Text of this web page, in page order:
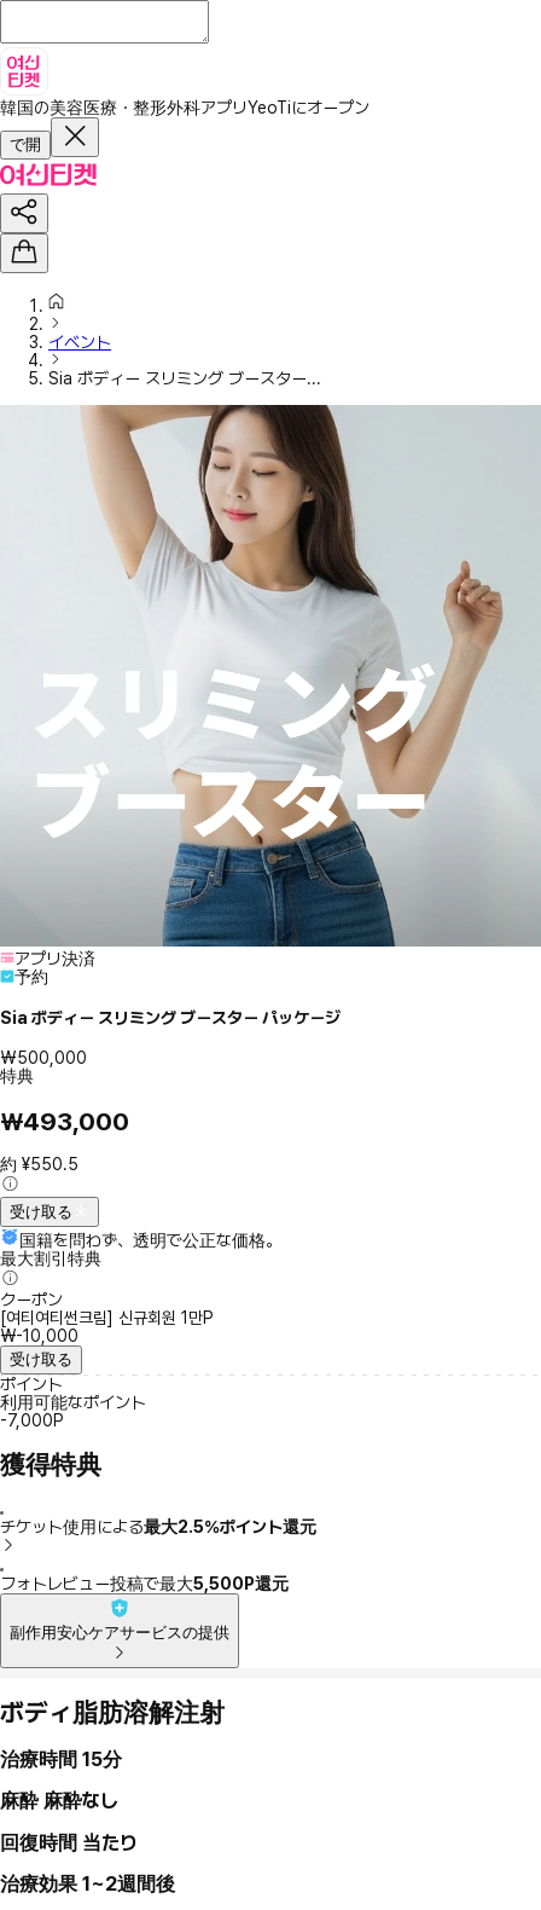
韓国の美容医療・整形外科アプリYeoTiにオープン
で開
イベント
Sia ボディー スリミング ブースター...
アプリ決済
予約
Sia ボディー スリミング ブースター パッケージ
₩500,000
特典
₩493,000
約 ¥550.5
受け取る
国籍を問わず、透明で公正な価格。
最大割引特典
クーポン
[여티여티썬크림] 신규회원 1만P
₩-10,000
受け取る
ポイント
利用可能なポイント
-7,000P
獲得特典
チケット使用による最大2.5％ポイント還元
フォトレビュー投稿で最大5,500P還元
副作用安心ケアサービスの提供
ボディ脂肪溶解注射
治療時間 15分
麻酔 麻酔なし
回復時間 当たり
治療効果 1~2週間後